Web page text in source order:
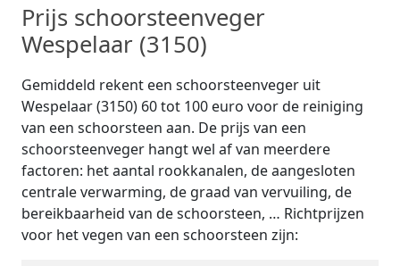
Prijs schoorsteenveger
Wespelaar (3150)
Gemiddeld rekent een schoorsteenveger uit
Wespelaar (3150) 60 tot 100 euro voor de reiniging
van een schoorsteen aan. De prijs van een
schoorsteenveger hangt wel af van meerdere
factoren: het aantal rookkanalen, de aangesloten
centrale verwarming, de graad van vervuiling, de
bereikbaarheid van de schoorsteen, … Richtprijzen
voor het vegen van een schoorsteen zijn: